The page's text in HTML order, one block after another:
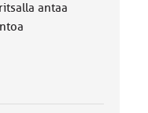
antaa